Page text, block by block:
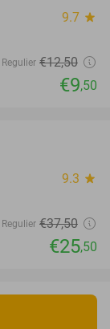
9.7 star
Regulier €12,50
€9,50
9.3 star
Regulier €37,50
€25,50